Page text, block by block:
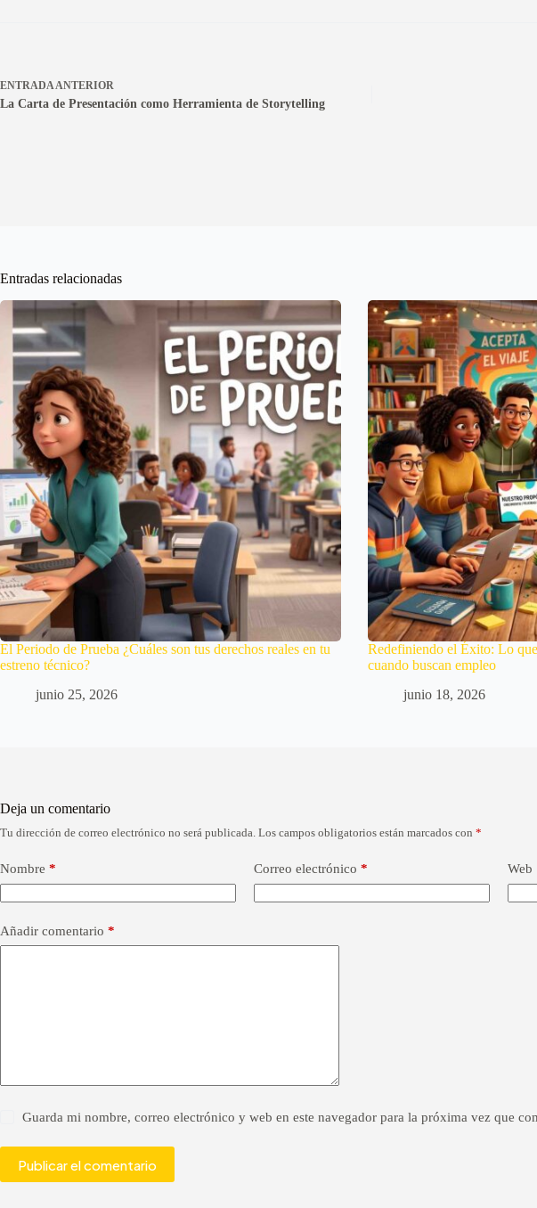
ENTRADAANTERIOR
La Carta de Presentación como Herramienta de Storytelling
Entradas relacionadas
El Periodo de Prueba ¿Cuáles son tus derechos reales en tu
estreno técnico?
junio 25, 2026
Redefiniendo el Éxito: Lo
cuando buscan empleo
junio 18, 2026
Deja un comentario
Tu dirección de correo electrónico no será publicada. Los campos obligatorios están marcados con *
Nombre * Correo electrónico * Web
Añadir comentario *
Guarda mi nombre, correo electrónico y web en este navegador para la próxima vez que
Publicar el comentario
A
t
e
a
t